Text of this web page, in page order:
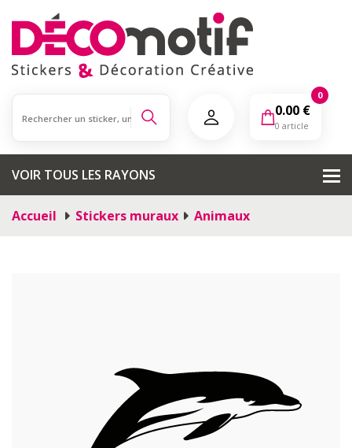
0
0.00 €
0 article
VOIR TOUS LES RAYONS
Accueil Stickers muraux Animaux